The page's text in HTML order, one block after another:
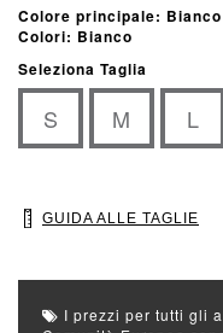
Colore principale: Bianco
Colori: Bianco
Seleziona Taglia
S M L
GUIDA ALLE TAGLIE
I prezzi per tutti gli